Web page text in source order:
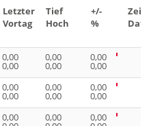
Letzter
Vortag
Tief
Hoch
+/-
%
Zeit
0,00
0,00
0,00
0,00
0,00
0,00
0,00
0,00
0,00
0,00
0,00
0,00
0,00 0,00 0,00